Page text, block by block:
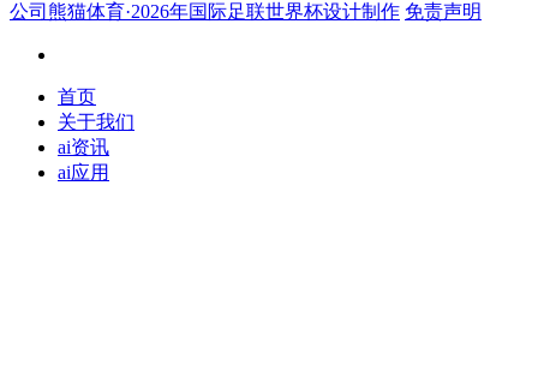
公司熊猫体育·2026年国际足联世界杯设计制作 免责声明
首页
关于我们
ai资讯
ai应用